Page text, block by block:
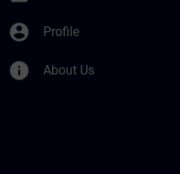
account_circle Profile
info About Us